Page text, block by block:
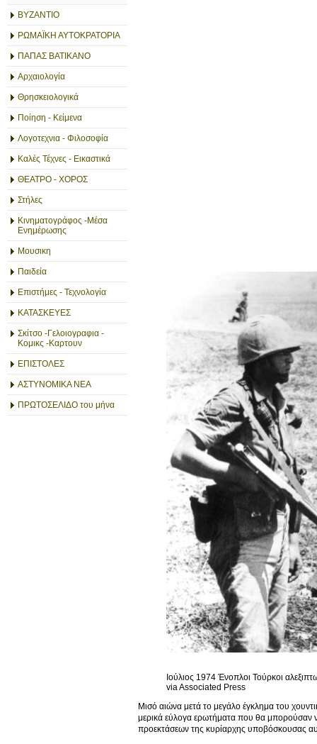
ΒΥΖΑΝΤΙΟ
ΡΩΜΑΪΚΗ ΑΥΤΟΚΡΑΤΟΡΙΑ
ΠΑΠΑΣ ΒΑΤΙΚΑΝΟ
Αρχαιολογία
Θρησκειολογικά
Ποίηση - Κείμενα
Λογοτεχνια - Φιλοσοφία
Καλές Τέχνες - Εικαστικά
ΘΕΑΤΡΟ - ΧΟΡΟΣ
Στήλες
Κινηματογράφος -Μέσα
Ενημέρωσης
Μουσικη
Παιδεία
Επιστήμες - Τεχνολογία
ΚΑΤΑΣΚΕΥΕΣ
Σκίτσο -Γελοιογραφια -
Κομικς -Καρτουν
ΕΠΙΣΤΟΛΕΣ
ΑΣΤΥΝΟΜΙΚΑ ΝΕΑ
ΠΡΩΤΟΣΕΛΙΔΟ του μήνα
Ιούλιος 1974 Ένοπλοι Τούρκοι
via Associated Press
Μισό αιώνα μετά το μεγάλο έγκλημα του
μερικά εύλογα ερωτήματα που θα μπορούσαν
προεκτάσεων της κυρίαρχης υποβόσκουσας